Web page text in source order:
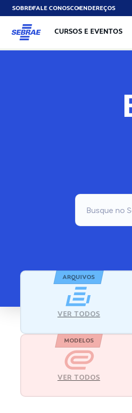
SOBREFALE CONOSCOENDEREÇOS
CURSOS E EVENTOS
ARQUIVOS
VER TODOS
MODELOS
VER TODOS